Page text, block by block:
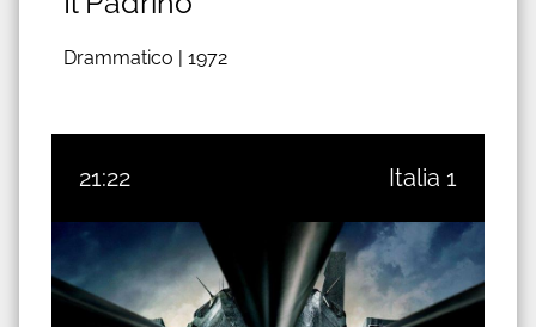
Drammatico | 1972
21:22 Italia 1